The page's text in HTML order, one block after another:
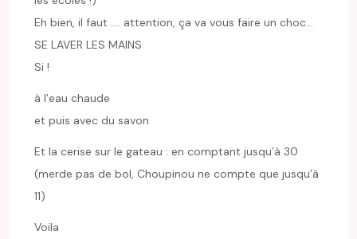
Eh bien, il faut …. attention, ça va vous faire un choc…
SE LAVER LES MAINS
Si !
à l’eau chaude
et puis avec du savon
Et la cerise sur le gateau : en comptant jusqu’à 30
(merde pas de bol, Choupinou ne compte que jusqu’à
11)
Voila